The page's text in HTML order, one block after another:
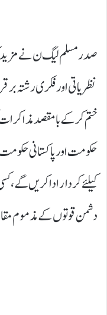
صدر مسلم لیگ ن نے مزید
نظریاتی اور فکری رشتہ
ختم کرکے با مقصد
حکومت اور پاکستانی
کیلئے کردار ادا کریں
دشمن قوتوں کے مذموم